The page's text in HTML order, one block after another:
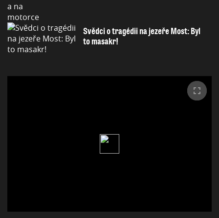
Svědci o tragédii na jezeře Most: Byl
to masakr!